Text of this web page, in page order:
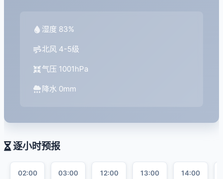
湿度 83%
北风 4-5级
气压 1001hPa
降水 0mm
逐小时预报
02:00 03:00 12:00 13:00 14:00